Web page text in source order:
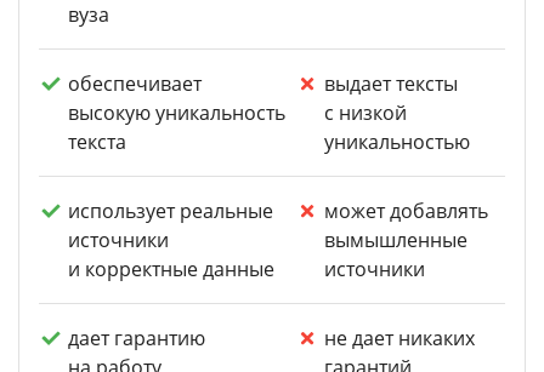
вуза
обеспечивает
высокую уникальность
текста
выдает тексты
с низкой
уникальностью
использует реальные
источники
и корректные данные
может добавлять
вымышленные
источники
дает гарантию
не дает никаких